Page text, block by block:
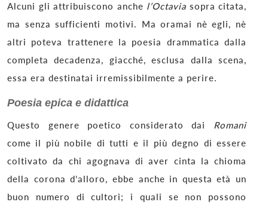
Alcuni gli attribuiscono anche l’Octavia sopra citata,
ma senza sufficienti motivi. Ma oramai nè egli, nè
altri poteva trattenere la poesia drammatica dalla
completa decadenza, giacché, esclusa dalla scena,
essa era destinatai irremissibilmente a perire.
Poesia epica e didattica
Questo genere poetico considerato dai Romani
come il più nobile di tutti e il più degno di essere
coltivato da chi agognava di aver cinta la chioma
della corona d’alloro, ebbe anche in questa età un
buon numero di cultori; i quali se non possono